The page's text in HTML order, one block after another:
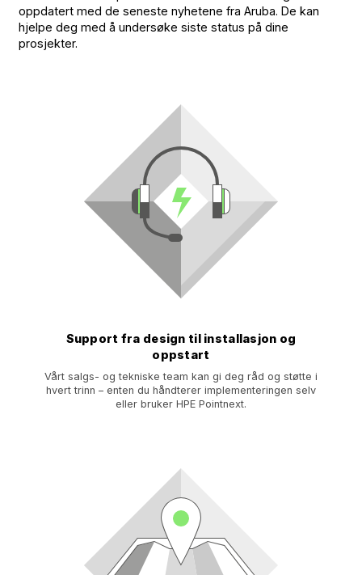
oppdatert med de seneste nyhetene fra Aruba. De kan
hjelpe deg med å undersøke siste status på dine
prosjekter.
Support fra design til installasjon og
oppstart
Vårt salgs- og tekniske team kan gi deg råd og støtte i
hvert trinn – enten du håndterer implementeringen selv
eller bruker HPE Pointnext.